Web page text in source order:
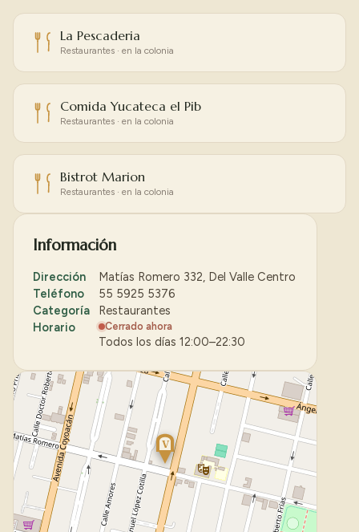
La Pescaderia
Restaurantes · en la colonia
Comida Yucateca el Pib
Restaurantes · en la colonia
Bistrot Marion
Restaurantes · en la colonia
Información
Dirección
Matías Romero 332, Del Valle Centro
Teléfono
55 5925 5376
Categoría
Restaurantes
Horario
Cerrado ahora
Todos los días 12:00–22:30
V